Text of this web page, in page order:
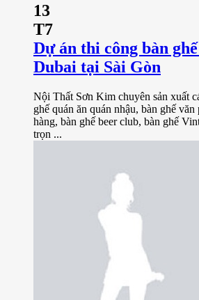
13
T7
Dự án thi công bàn
Dubai tại Sài Gòn
Nội Thất Sơn Kim chuyên sản xuất
ghế quán ăn quán nhậu, bàn ghế
hàng, bàn ghế beer club, bàn ghế
trọn ...